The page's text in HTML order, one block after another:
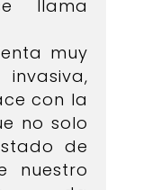
llama
muy
con la
no solo
de
nuestro